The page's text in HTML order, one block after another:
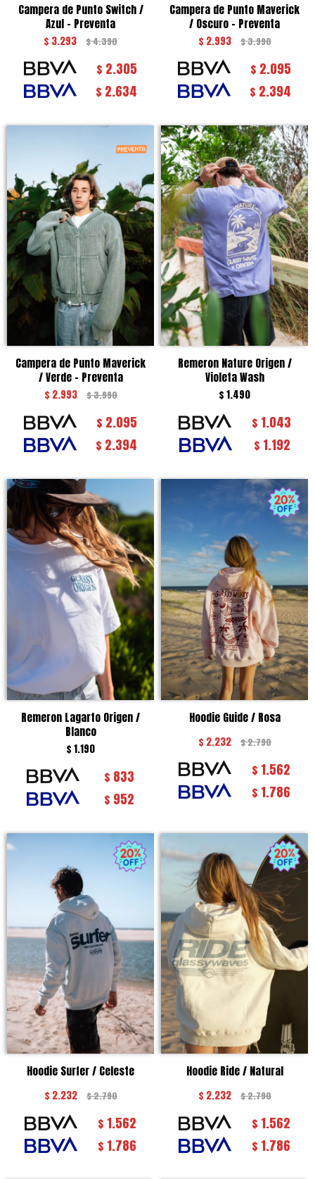
Campera de Punto Switch /
Azul - Preventa
$ 3.293 $4.390
$ 2.305
$ 2.634
Campera de Punto Maverick
/ Oscuro - Preventa
$ 2.993 $3.990
$ 2.095
$ 2.394
Campera de Punto Maverick
/ Verde - Preventa
$ 2.993 $3.990
$ 2.095
$ 2.394
Remeron Nature Origen /
Violeta Wash
$1.490
$ 1.043
$ 1.192
Remeron Lagarto Origen /
Blanco
$1.190
$ 833
$ 952
Hoodie Guide / Rosa
$ 2.232 $2.790
$ 1.562
$ 1.786
Hoodie Surfer / Celeste
$ 2.232 $2.790
$ 1.562
$ 1.786
Hoodie Ride / Natural
$ 2.232 $2.790
$ 1.562
$ 1.786